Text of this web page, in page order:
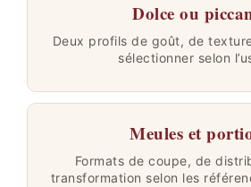
Dolce ou
Deux profils de goût, de
sélectionner selon
Meules et
Formats de coupe, de
transformation selon les